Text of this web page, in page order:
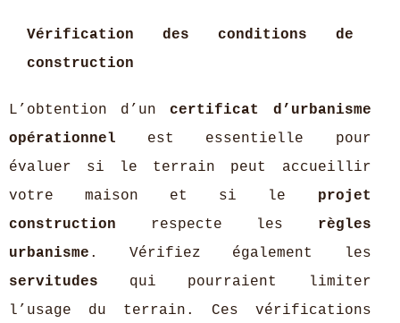
Vérification des conditions de
construction
L’obtention d’uncertificat d’urbanisme
opérationnel est essentielle pour
évaluer si le terrain peut accueillir
votre maison et si le projet
construction respecte les règles
urbanisme . Vérifiez également les
servitudes qui pourraient limiter
l’usage du terrain. Ces vérifications